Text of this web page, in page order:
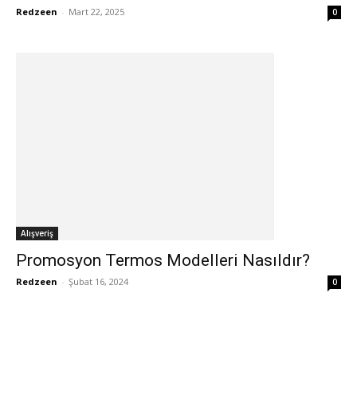
Redzeen - Mart 22, 2025 0
Alışveriş
Promosyon Termos Modelleri Nasıldır?
Redzeen - Şubat 16, 2024 0